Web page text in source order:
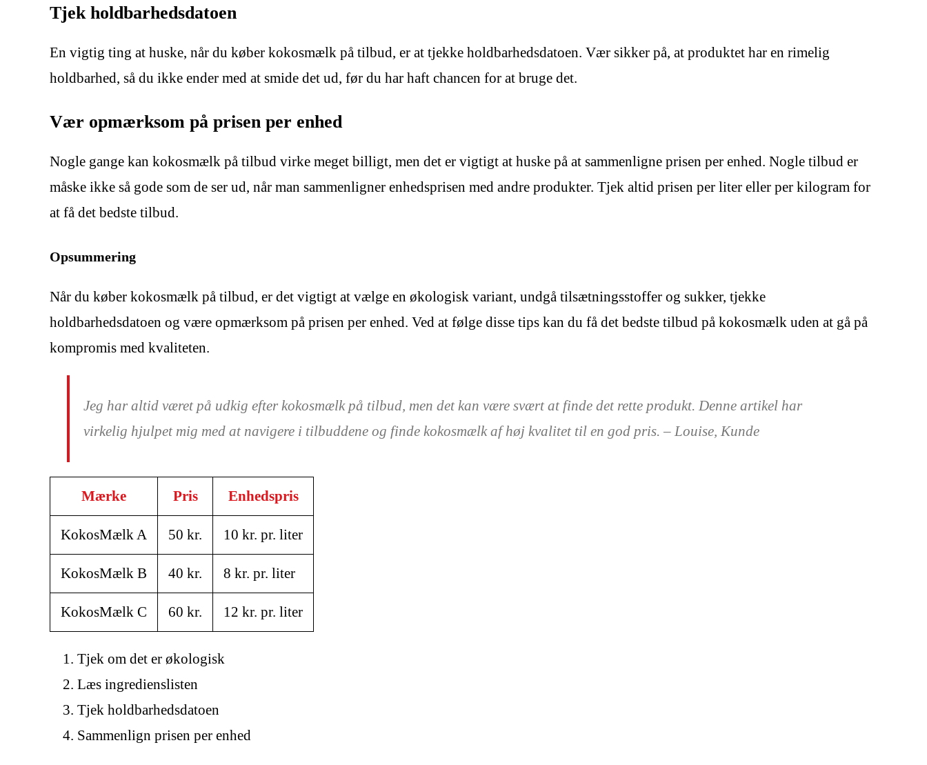
Tjek holdbarhedsdatoen
En vigtig ting at huske, når du køber kokosmælk på tilbud, er at tjekke holdbarhedsdatoen. Vær sikker på, at produktet har en rimelig
holdbarhed, så du ikke ender med at smide det ud, før du har haft chancen for at bruge det.
Vær opmærksom på prisen per enhed
Nogle gange kan kokosmælk på tilbud virke meget billigt, men det er vigtigt at huske på at sammenligne prisen per enhed. Nogle tilbud er
måske ikke så gode som de ser ud, når man sammenligner enhedsprisen med andre produkter. Tjek altid prisen per liter eller per kilogram for
at få det bedste tilbud.
Opsummering
Når du køber kokosmælk på tilbud, er det vigtigt at vælge en økologisk variant, undgå tilsætningsstoffer og sukker, tjekke
holdbarhedsdatoen og være opmærksom på prisen per enhed. Ved at følge disse tips kan du få det bedste tilbud på kokosmælk uden at gå på
kompromis med kvaliteten.
Jeg har altid været på udkig efter kokosmælk på tilbud, men det kan være svært at finde det rette produkt. Denne artikel har
virkelig hjulpet mig med at navigere i tilbuddene og finde kokosmælk af høj kvalitet til en god pris. – Louise, Kunde
Mærke Pris Enhedspris
KokosMælk A 50 kr. 10 kr. pr. liter
KokosMælk B 40 kr. 8 kr. pr. liter
KokosMælk C 60 kr. 12 kr. pr. liter
Tjek om det er økologisk
Læs ingredienslisten
Tjek holdbarhedsdatoen
Sammenlign prisen per enhed